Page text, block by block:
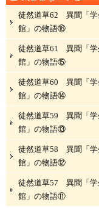
徒然道草62 異聞「学
館」の物語⑯
徒然道草61 異聞「学
館」の物語⑮
徒然道草60 異聞「学
館」の物語⑭
徒然道草59 異聞「学
館」の物語⑬
徒然道草58 異聞「学
館」の物語⑫
徒然道草57 異聞「学
館」の物語⑪